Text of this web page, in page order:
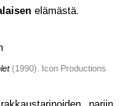
elämästä.
(1990). Icon Productions